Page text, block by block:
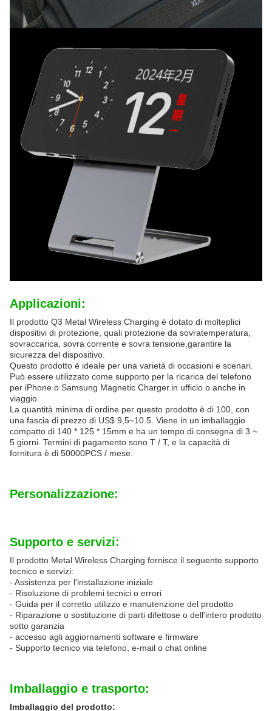
Applicazioni:
Il prodotto Q3 Metal Wireless Charging è dotato di molteplici
dispositivi di protezione, quali protezione da sovratemperatura,
sovraccarica, sovra corrente e sovra tensione,garantire la
sicurezza del dispositivo.
Questo prodotto è ideale per una varietà di occasioni e scenari.
Può essere utilizzato come supporto per la ricarica del telefono
per iPhone o Samsung Magnetic Charger.in ufficio o anche in
viaggio.
La quantità minima di ordine per questo prodotto è di 100, con
una fascia di prezzo di US$ 9,5~10.5. Viene in un imballaggio
compatto di 140 * 125 * 15mm e ha un tempo di consegna di 3 ~
5 giorni. Termini di pagamento sono T / T, e la capacità di
fornitura è di 50000PCS / mese.
Personalizzazione:
Supporto e servizi:
Il prodotto Metal Wireless Charging fornisce il seguente supporto
tecnico e servizi:
- Assistenza per l'installazione iniziale
- Risoluzione di problemi tecnici o errori
- Guida per il corretto utilizzo e manutenzione del prodotto
- Riparazione o sostituzione di parti difettose o dell'intero prodotto
sotto garanzia
- accesso agli aggiornamenti software e firmware
- Supporto tecnico via telefono, e-mail o chat online
Imballaggio e trasporto:
Imballaggio del prodotto: